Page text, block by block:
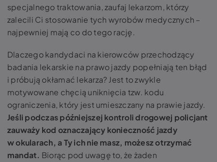
specjalnego traktowania, zaufaj lekarzom, którzy
zalecili Ci stosowanie tych wyrobów medycznych –
najpewniej mają co do tego rację.
Dlaczego kandydaci na kierowców przechodzący
badania lekarskie na prawo jazdy popełniają ten błąd
i próbują okłamać lekarza? Jest to zwykle
motywowane chęcią uniknięcia tzw. kodu
ograniczenia, który jest umieszczany na prawie jazdy.
Jeśli podczas późniejszej kontroli drogowej policjant
zauważy kod oznaczający konieczność jazdy
w okularach, a Ty ich nie masz, możesz otrzymać
mandat. Biorąc pod uwagę to, że żaden